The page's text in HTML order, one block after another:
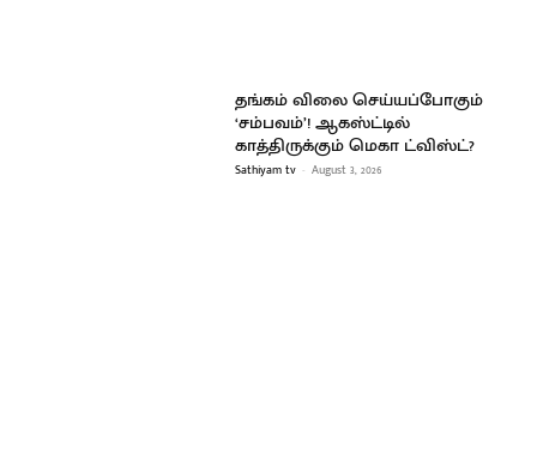
தங்கம் விலை செய்யப்போகும்
‘சம்பவம்’! ஆகஸ்ட்டில்
காத்திருக்கும் மெகா ட்விஸ்ட்?
Sathiyam tv - August 3, 2026